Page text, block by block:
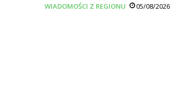
WIADOMOŚCI Z REGIONU 05/08/2026